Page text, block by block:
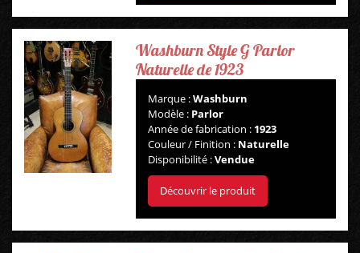
Washburn Style G Parlor
Naturelle de 1923
Marque :Washburn
Modèle : Parlor
Année de fabrication : 1923
Couleur / Finition : Naturelle
Disponibilité :Vendue
Découvrir le produit